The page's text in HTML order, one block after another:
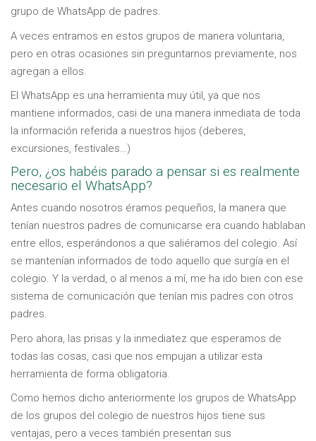
grupo de WhatsApp de padres.
A veces entramos en estos grupos de manera voluntaria,
pero en otras ocasiones sin preguntarnos previamente, nos
agregan a ellos.
El WhatsApp es una herramienta muy útil, ya que nos
mantiene informados, casi de una manera inmediata de toda
la información referida a nuestros hijos (deberes,
excursiones, festivales…)
Pero, ¿os habéis parado a pensar si es realmente
necesario el WhatsApp?
Antes cuando nosotros éramos pequeños, la manera que
tenían nuestros padres de comunicarse era cuando hablaban
entre ellos, esperándonos a que saliéramos del colegio. Así
se mantenían informados de todo aquello que surgía en el
colegio. Y la verdad, o al menos a mí, me ha ido bien con ese
sistema de comunicación que tenían mis padres con otros
padres.
Pero ahora, las prisas y la inmediatez que esperamos de
todas las cosas, casi que nos empujan a utilizar esta
herramienta de forma obligatoria.
Como hemos dicho anteriormente los grupos de WhatsApp
de los grupos del colegio de nuestros hijos tiene sus
ventajas, pero a veces también presentan sus